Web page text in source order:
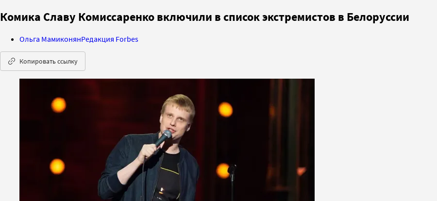
Комика Славу Комиссаренко включили в список экстремистов в Белоруссии
Ольга МамиконянРедакция Forbes
Копировать ссылку